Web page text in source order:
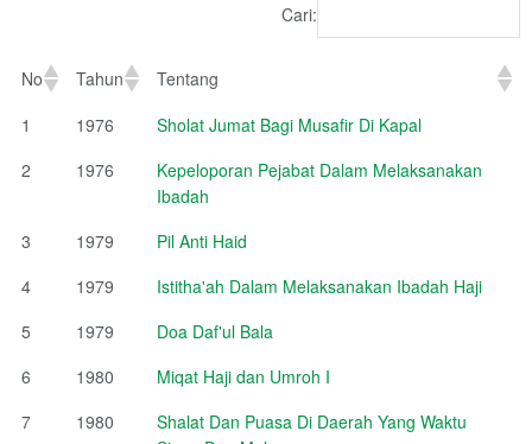
Cari:
No Tahun
Tentang
No
Tahun Tentang
1 1976
Sholat Jumat Bagi Musafir Di Kapal
2
1976
Kepeloporan Pejabat Dalam Melaksanakan
Ibadah
3
1979
Pil Anti Haid
4
1979
Istitha'ah Dalam Melaksanakan Ibadah Haji
5
1979
Doa Daf'ul Bala
6
1980
Miqat Haji dan Umroh I
7
1980
Shalat Dan Puasa Di Daerah Yang Waktu